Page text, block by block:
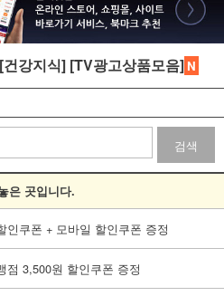
[건강지식] [TV광고상품모음] N
검색
은 곳입니다.
쿠폰 + 모바일 할인쿠폰 증정
점 3,500원 할인쿠폰 증정